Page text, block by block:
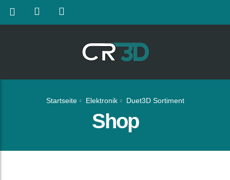
Startseite Elektronik Duet3D Sortiment
Shop